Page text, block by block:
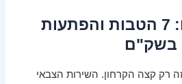
מעבר למספרים: 7 הטבות והפתעות
בשק"ם
רק קצה הקרחון. השירות הצבאי